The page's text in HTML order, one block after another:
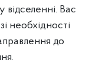
відселенні. Вас
необхідності
до